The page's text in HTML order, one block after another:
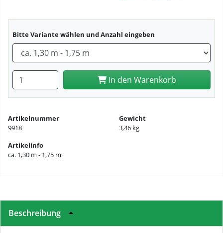
Bitte Variante wählen und Anzahl eingeben
Anzahl eingeben In den Warenkorb
Artikelnummer
9918
Gewicht
3,46 kg
Artikelinfo
ca. 1,30 m - 1,75 m
Beschreibung